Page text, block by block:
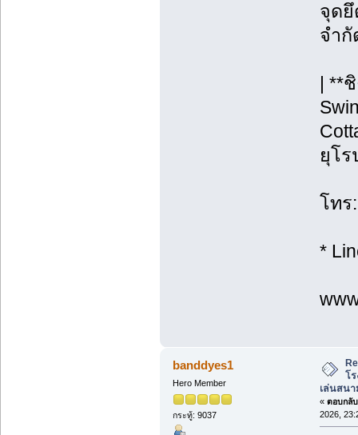
จุด
จำกั
| **
ยุโ
โทร
*
banddyes1
Hero Member
กระทู้: 9037
โ
เล่นสนา
« ตอบกลั
2026,